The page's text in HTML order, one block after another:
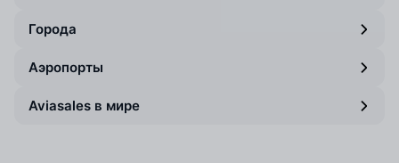
Города
Аэропорты
Aviasales в мире